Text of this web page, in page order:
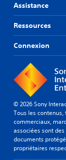
Assistance
Ressources
Connexion
© 2026 Sony
Tous les
commerciaux,
associées sont
documents
propriétaires